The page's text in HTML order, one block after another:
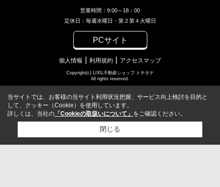
営業時間：9:00～18：00
定休日：毎週水曜日・第２第４火曜日
PCサイト
個人情報 利用規約 アクセスマップ
Copyright(c) LIXIL不動産ショップ トチタテ
All rights reserved.
当サイトでは、お客様の当サイト利用状況把握、サービス向上検討を目的と
して、クッキー（Cookie）を使用しています。
詳しくは、当社の 「Cookieの取扱いについて」 をご確認ください。
閉じる